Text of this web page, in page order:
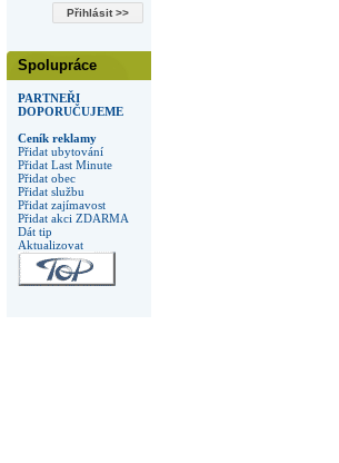
Spolupráce
PARTNEŘI
DOPORUČUJEME
Ceník reklamy
Přidat ubytování
Přidat Last Minute
Přidat obec
Přidat službu
Přidat zajímavost
Přidat akci ZDARMA
Dát tip
Aktualizovat